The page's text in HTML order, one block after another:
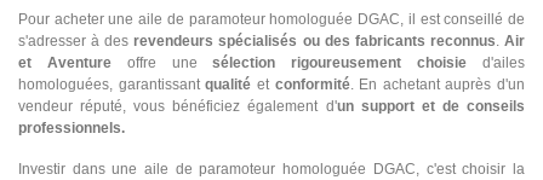
Pour acheter une aile de paramoteur homologuée DGAC, il est conseillé de
s'adresser à desrevendeurs spécialisés ou des fabricants reconnus .Air
et Aventureoffre unesélection rigoureusement choisie d'ailes
homologuées, garantissantqualité et conformité. En achetant auprès d'un
vendeur réputé, vous bénéficiez également d'un support et de conseils
professionnels.
Investir dans une aile de paramoteur homologuée DGAC, c'est choisir la